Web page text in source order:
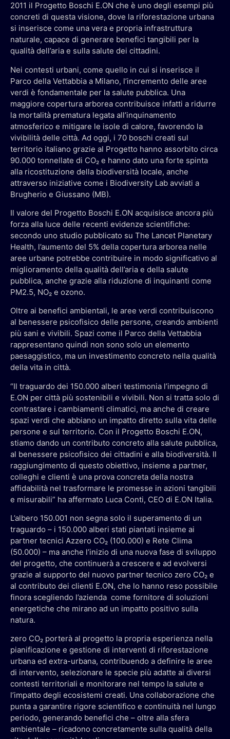
2011 il Progetto Boschi E.ON che è uno degli esempi più
concreti di questa visione, dove la riforestazione urbana
si inserisce come una vera e propria infrastruttura
naturale, capace di generare benefici tangibili per la
qualità dell’aria e sulla salute dei cittadini.
Nei contesti urbani, come quello in cui si inserisce il
Parco della Vettabbia a Milano, l’incremento delle aree
verdi è fondamentale per la salute pubblica. Una
maggiore copertura arborea contribuisce infatti a ridurre
la mortalità prematura legata all’inquinamento
atmosferico e mitigare le isole di calore, favorendo la
vivibilità delle città. Ad oggi, i 70 boschi creati sul
territorio italiano grazie al Progetto hanno assorbito circa
90.000 tonnellate di CO₂ e hanno dato una forte spinta
alla ricostituzione della biodiversità locale, anche
attraverso iniziative come i Biodiversity Lab avviati a
Brugherio e Giussano (MB).
Il valore del Progetto Boschi E.ON acquisisce ancora più
forza alla luce delle recenti evidenze scientifiche:
secondo uno studio pubblicato su The Lancet Planetary
Health, l’aumento del 5% della copertura arborea nelle
aree urbane potrebbe contribuire in modo significativo al
miglioramento della qualità dell’aria e della salute
pubblica, anche grazie alla riduzione di inquinanti come
PM2.5, NO₂ e ozono.
Oltre ai benefici ambientali, le aree verdi contribuiscono
al benessere psicofisico delle persone, creando ambienti
più sani e vivibili. Spazi come il Parco della Vettabbia
rappresentano quindi non sono solo un elemento
paesaggistico, ma un investimento concreto nella qualità
della vita in città.
“Il traguardo dei 150.000 alberi testimonia l’impegno di
E.ON per città più sostenibili e vivibili. Non si tratta solo di
contrastare i cambiamenti climatici, ma anche di creare
spazi verdi che abbiano un impatto diretto sulla vita delle
persone e sul territorio. Con il Progetto Boschi E.ON,
stiamo dando un contributo concreto alla salute pubblica,
al benessere psicofisico dei cittadini e alla biodiversità. Il
raggiungimento di questo obiettivo, insieme a partner,
colleghi e clienti è una prova concreta della nostra
affidabilità nel trasformare le promesse in azioni tangibili
e misurabili” ha affermato Luca Conti, CEO di E.ON Italia.
L’albero 150.001 non segna solo il superamento di un
traguardo – i 150.000 alberi stati piantati insieme ai
partner tecnici Azzero CO₂ (100.000) e Rete Clima
(50.000) – ma anche l’inizio di una nuova fase di sviluppo
del progetto, che continuerà a crescere e ad evolversi
grazie al supporto del nuovo partner tecnico zero CO₂ e
al contributo dei clienti E.ON, che lo hanno reso possibile
finora scegliendo l’azienda come fornitore di soluzioni
energetiche che mirano ad un impatto positivo sulla
natura.
zero CO₂ porterà al progetto la propria esperienza nella
pianificazione e gestione di interventi di riforestazione
urbana ed extra-urbana, contribuendo a definire le aree
di intervento, selezionare le specie più adatte ai diversi
contesti territoriali e monitorare nel tempo la salute e
l’impatto degli ecosistemi creati. Una collaborazione che
punta a garantire rigore scientifico e continuità nel lungo
periodo, generando benefici che – oltre alla sfera
ambientale – ricadono concretamente sulla qualità della